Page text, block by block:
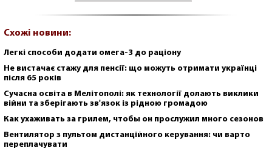
Схожі новини:
Легкі способи додати омега-3 до раціону
Не вистачає стажу для пенсії: що можуть отримати українці
після 65 років
Сучасна освіта в Мелітополі: як технології долають виклики
війни та зберігають зв'язок із рідною громадою
Как ухаживать за грилем, чтобы он прослужил много сезонов
Вентилятор з пультом дистанційного керування: чи варто
переплачувати